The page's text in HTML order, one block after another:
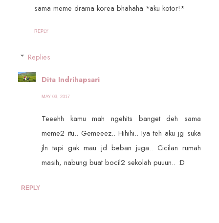
sama meme drama korea bhahaha *aku kotor!*
REPLY
Replies
Dita Indrihapsari
MAY 03, 2017
Teeehh kamu mah ngehits banget deh sama
meme2 itu.. Gemeeez.. Hihihi.. Iya teh aku jg suka
jln tapi gak mau jd beban juga.. Cicilan rumah
masih, nabung buat bocil2 sekolah puuun.. :D
REPLY